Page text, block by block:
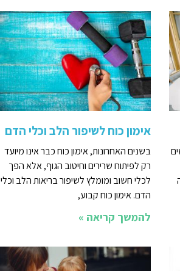
אימון כוח לשיפור הלב וכלי הדם
בשנים האחרונות, אימון כוח כבר אינו מיועד
רק לפיתוח שרירים וחיטוב הגוף, אלא הפך
לכלי חשוב ומומלץ לשיפור בריאות הלב וכלי
הדם. אימון כוח קבוע,
להמשך קריאה »